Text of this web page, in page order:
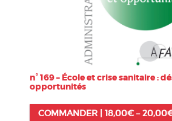
n° 169 – École et crise sanitaire :
opportunités
COMMANDER | 18,00€–20,00